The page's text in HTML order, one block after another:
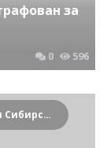
за
0 596
Криминальные новости Новосибирска и Сибирского региона